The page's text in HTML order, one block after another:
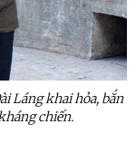
Láng khai hỏa, bắn
chiến.